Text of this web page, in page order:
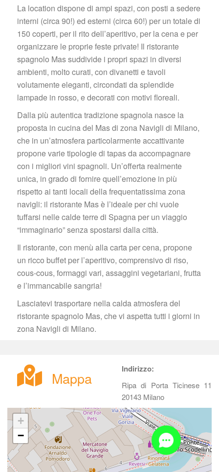
La location dispone di ampi spazi, con posti a sedere
interni (circa 90!) ed esterni (circa 60!) per un totale di
150 coperti, per il rito dell’aperitivo, per la cena e per
organizzare le proprie feste private! Il ristorante
pagnolo Mas suddivide i propri spazi in diversi
ambienti, molto curati, con divanetti e tavoli
volutamente eleganti, circondati da splendide
lampade in rosso, e decorati con motivi floreali.
Dalla più autentica tradizione spagnola nasce la
proposta in cucina del Mas di zona Navigli di Milano,
che in un’atmosfera particolarmente accattivante
propone varie tipologie di tapas da accompagnare
con i migliori vini spagnoli. Un’offerta realmente
unica, in grado di fornire quell’emozione in più
rispetto ai tanti locali della frequentatissima zona
navigli: il ristorante Mas è l’ideale per chi vuole
tuffarsi nelle calde terre di Spagna per un viaggio
“immaginario” senza spostarsi dalla città.
Il ristorante, con menù alla carta per cena, propone
un ricco buffet per l’aperitivo, comprensivo di riso,
cous-cous, formaggi vari, assaggini vegetariani, frutta
e l’immancabile sangria!
Lasciatevi trasportare nella calda atmosfera del
ristorante spagnolo Mas, che vi aspetta tutti i giorni in
zona Navigli di Milano.
Mappa Indirizzo:
Ripa di Porta Ticinese 11
20143 Milano
+
−